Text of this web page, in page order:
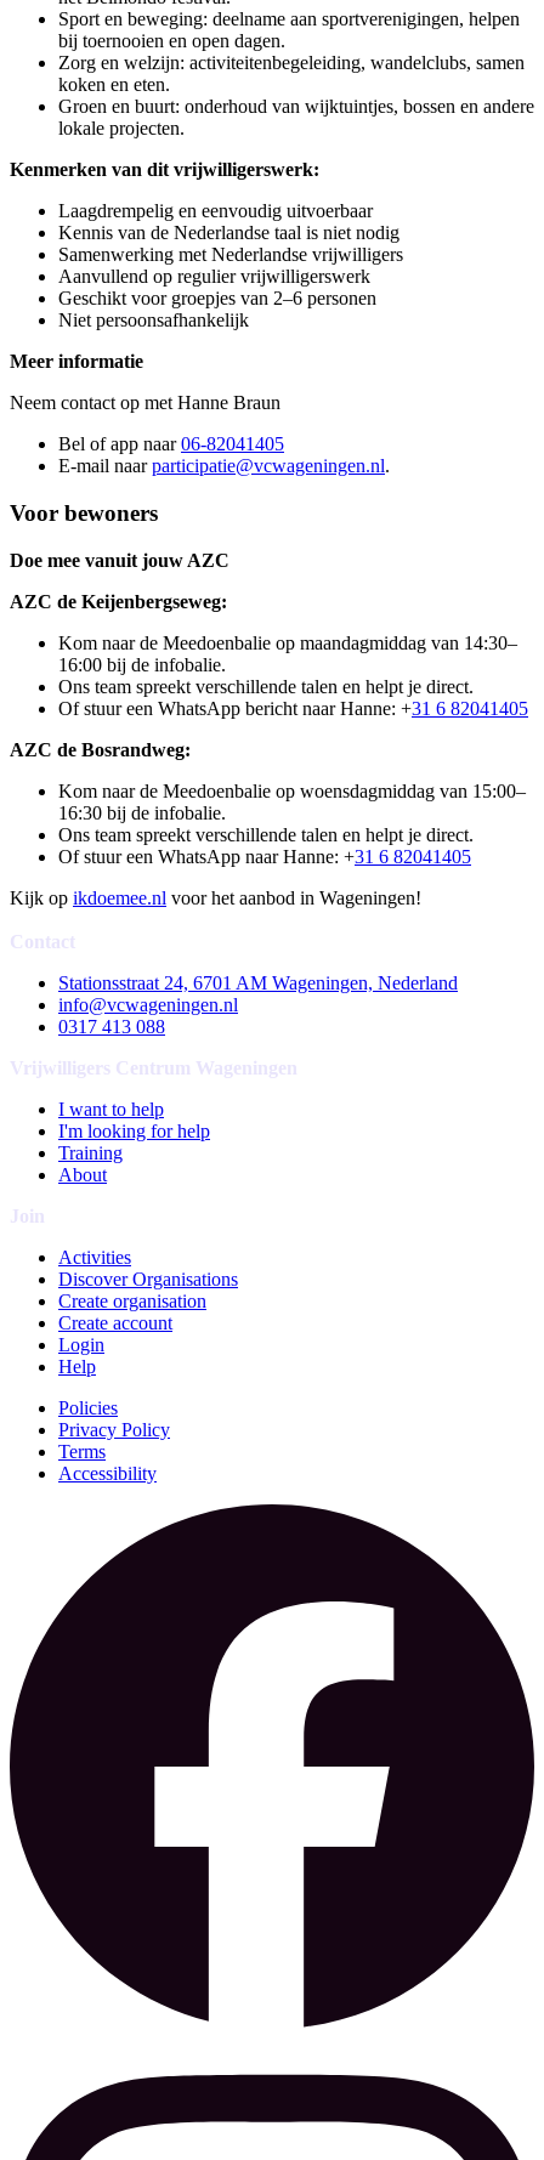
Sport en beweging: deelname aan sportverenigingen, helpen
bij toernooien en open dagen.
Zorg en welzijn: activiteitenbegeleiding, wandelclubs, samen
koken en eten.
Groen en buurt: onderhoud van wijktuintjes, bossen en andere
lokale projecten.
Kenmerken van dit vrijwilligerswerk:
Laagdrempelig en eenvoudig uitvoerbaar
Kennis van de Nederlandse taal is niet nodig
Samenwerking met Nederlandse vrijwilligers
Aanvullend op regulier vrijwilligerswerk
Geschikt voor groepjes van 2–6 personen
Niet persoonsafhankelijk
Meer informatie
Neem contact op met Hanne Braun
Bel of app naar06-82041405
E-mail naarparticipatie@vcwageningen.nl.
Voor bewoners
Doe mee vanuit jouw AZC
AZC de Keijenbergseweg:
Kom naar de Meedoenbalie op maandagmiddag van 14:30–
16:00 bij de infobalie.
Ons team spreekt verschillende talen en helpt je direct.
Of stuur een WhatsApp bericht naar Hanne: +31 6 82041405
AZC de Bosrandweg:
Kom naar de Meedoenbalie op woensdagmiddag van 15:00–
16:30 bij de infobalie.
Ons team spreekt verschillende talen en helpt je direct.
Of stuur een WhatsApp naar Hanne: +31 6 82041405
Kijk op ikdoemee.nl voor het aanbod in Wageningen!
Contact
Stationsstraat 24, 6701 AM Wageningen, Nederland
info@vcwageningen.nl
0317 413 088
Vrijwilligers Centrum Wageningen
I want to help
I'm looking for help
Training
About
Join
Activities
Discover Organisations
Create organisation
Create account
Login
Help
Policies
Privacy Policy
Terms
Accessibility